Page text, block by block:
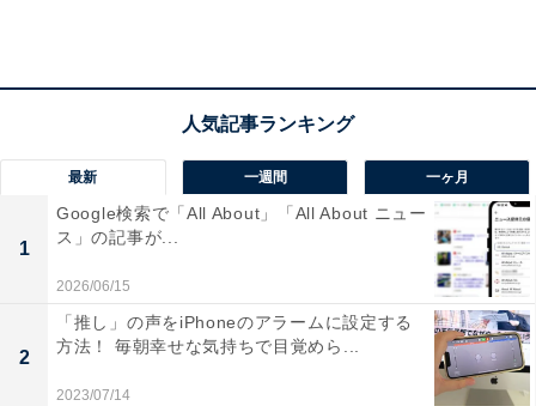
だけ早く手にしたいと思うのは当然のことです。
最新 一週間 一ヶ月
1
Google検索で「All About」「All About ニュー
ス」の記事が...
2026/06/15
2
「推し」の声をiPhoneのアラームに設定する
方法！ 毎朝幸せな気持ちで目覚めら...
2023/07/14